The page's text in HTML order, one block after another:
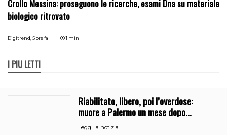
Crollo Messina: proseguono le ricerche, esami Dna su materiale
biologico ritrovato
Digitrend, 5 ore fa 1 min
I PIÙ LETTI
Riabilitato, libero, poi l’overdose:
muore a Palermo un mese dopo
l’uscita dalla comunità
Leggi la notizia